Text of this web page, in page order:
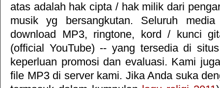
atas adalah hak cipta / hak milik dari
musik yg bersangkutan. Seluruh
download MP3, ringtone, kord / kunci
(official YouTube) -- yang tersedia di
keperluan promosi dan evaluasi. Kami
file MP3 di server kami. Jika Anda suka